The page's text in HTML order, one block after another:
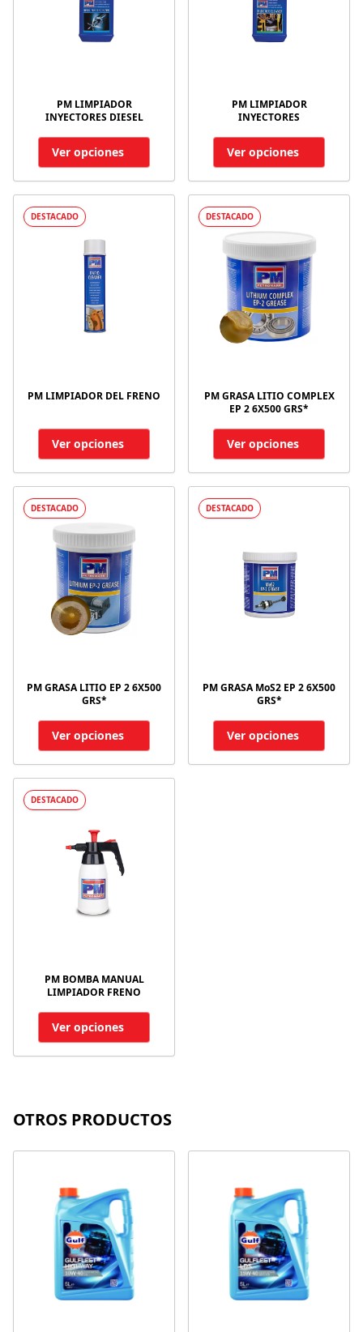
PM LIMPIADOR
INYECTORES DIESEL
Ver opciones
PM LIMPIADOR
INYECTORES
Ver opciones
DESTACADO
PM LIMPIADOR DEL FRENO
Ver opciones
DESTACADO
PM GRASA LITIO COMPLEX
EP 2 6X500 GRS*
Ver opciones
DESTACADO
PM GRASA LITIO EP 2 6X500
GRS*
Ver opciones
DESTACADO
PM GRASA MoS2 EP 2 6X500
GRS*
Ver opciones
DESTACADO
PM BOMBA MANUAL
LIMPIADOR FRENO
Ver opciones
OTROS PRODUCTOS